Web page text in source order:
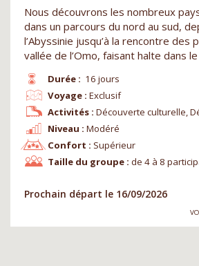
Nous découvrons les nombreux
dans un parcours du nord au sud,
l’Abyssinie jusqu’à la rencontre des
vallée de l’Omo, faisant halte dans
Durée : 16 jours
Niveau : Modéré
Voyage : Exclusif
Confort : Supérieur
Activités : Découverte culturelle,
Taille du groupe : de 4 à 8
Prochain départ le 16/09/2026